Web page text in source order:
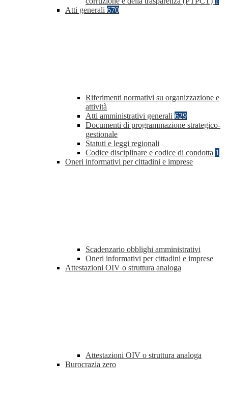
Atti generali 670
Riferimenti normativi su organizzazione e
attività
Atti amministrativi generali 629
Documenti di programmazione strategico-
gestionale
Statuti e leggi regionali
Codice disciplinare e codice di condotta 1
Oneri informativi per cittadini e imprese
Scadenzario obblighi amministrativi
Oneri informativi per cittadini e imprese
Attestazioni OIV o struttura analoga
Attestazioni OIV o struttura analoga
Burocrazia zero